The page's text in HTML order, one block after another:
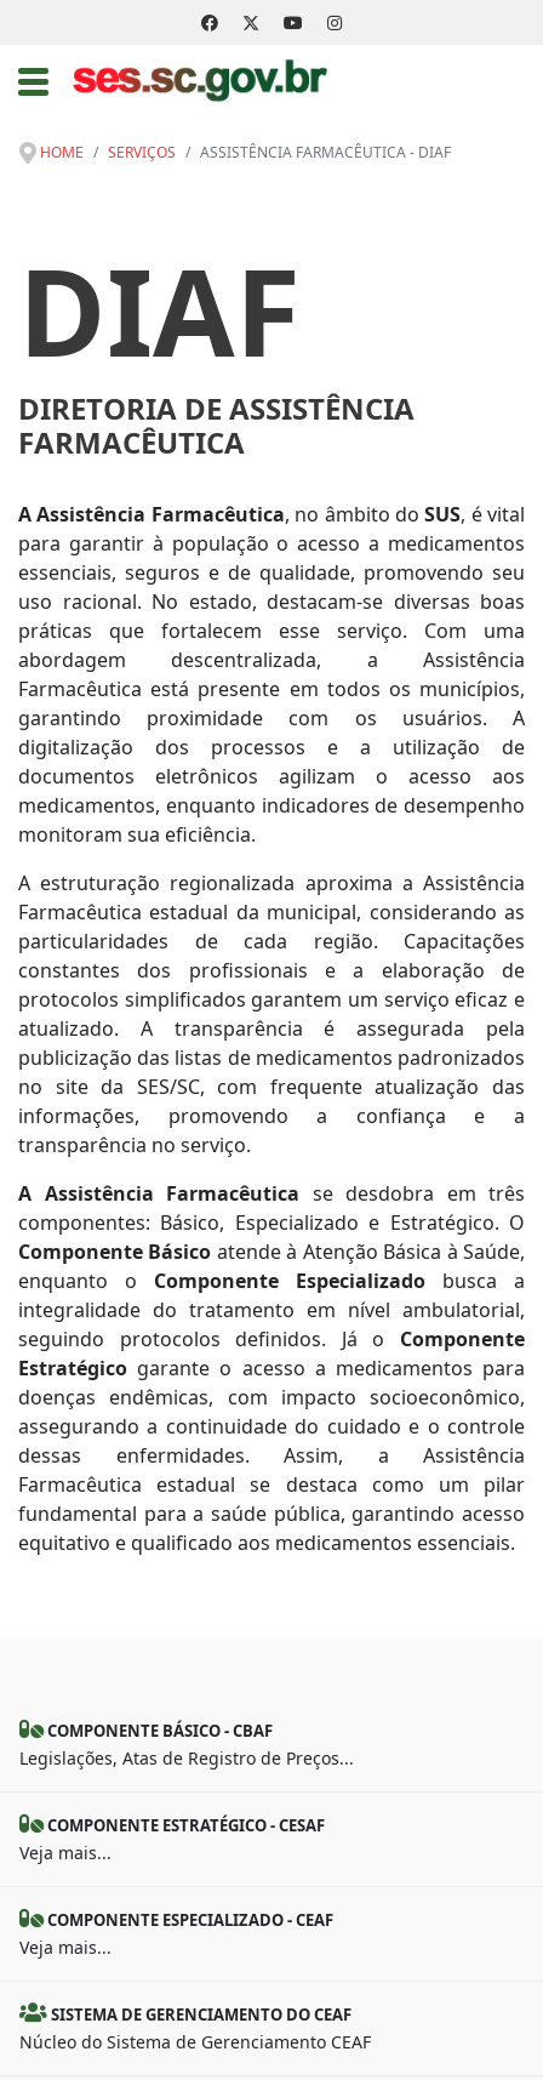
HOME SERVIÇOS ASSISTÊNCIA FARMACÊUTICA - DIAF
DIAF
DIRETORIA DE ASSISTÊNCIA
FARMACÊUTICA
A Assistência Farmacêutica, no âmbito doSUS, é vital
para garantir à população o acesso a medicamentos
essenciais, seguros e de qualidade, promovendo seu
uso racional. No estado, destacam-se diversas boas
práticas que fortalecem esse serviço. Com uma
abordagem descentralizada, a Assistência
Farmacêutica está presente em todos os municípios,
garantindo proximidade com os usuários. A
digitalização dos processos e a utilização de
documentos eletrônicos agilizam o acesso aos
medicamentos, enquanto indicadores de desempenho
monitoram sua eficiência.
A estruturação regionalizada aproxima a Assistência
Farmacêutica estadual da municipal, considerando as
particularidades de cada região. Capacitações
constantes dos profissionais e a elaboração de
protocolos simplificados garantem um serviço eficaz e
atualizado. A transparência é assegurada pela
publicização das listas de medicamentos padronizados
no site da SES/SC, com frequente atualização das
informações, promovendo a confiança e a
transparência no serviço.
A Assistência Farmacêutica se desdobra em três
componentes: Básico, Especializado e Estratégico. O
Componente Básico atende à Atenção Básica à Saúde,
enquanto o Componente Especializado busca a
integralidade do tratamento em nível ambulatorial,
seguindo protocolos definidos. Já o Componente
Estratégico garante o acesso a medicamentos para
doenças endêmicas, com impacto socioeconômico,
assegurando a continuidade do cuidado e o controle
dessas enfermidades. Assim, a Assistência
Farmacêutica estadual se destaca como um pilar
fundamental para a saúde pública, garantindo acesso
equitativo e qualificado aos medicamentos essenciais.
COMPONENTE BÁSICO - CBAF
Legislações, Atas de Registro de Preços...
COMPONENTE ESTRATÉGICO - CESAF
Veja mais...
COMPONENTE ESPECIALIZADO - CEAF
Veja mais...
SISTEMA DE GERENCIAMENTO DO CEAF
Núcleo do Sistema de Gerenciamento CEAF